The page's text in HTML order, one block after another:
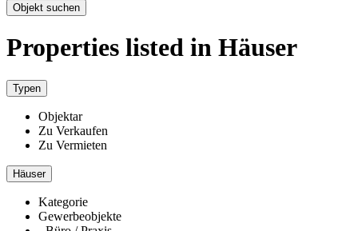
Objekt suchen
Properties listed in Häuser
Typen
Objektar
Zu Verkaufen
Zu Vermieten
Häuser
Kategorie
Gewerbeobjekte